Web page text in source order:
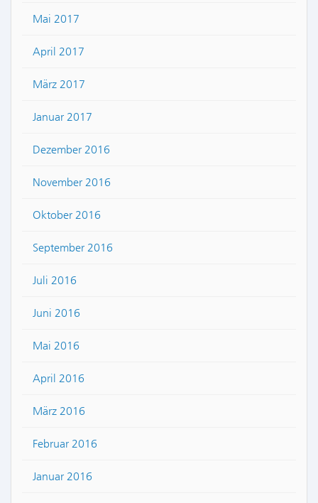
Mai 2017
April 2017
März 2017
Januar 2017
Dezember 2016
November 2016
Oktober 2016
September 2016
Juli 2016
Juni 2016
Mai 2016
April 2016
März 2016
Februar 2016
Januar 2016